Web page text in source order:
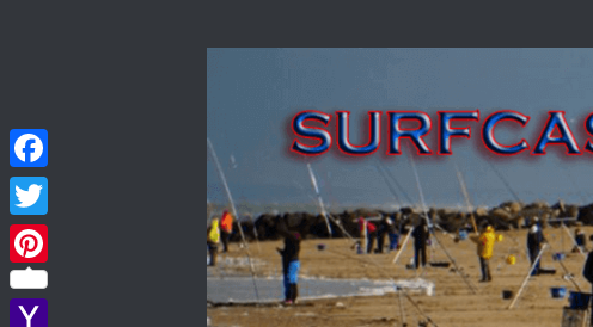
Facebook
Twitter
Pinterest